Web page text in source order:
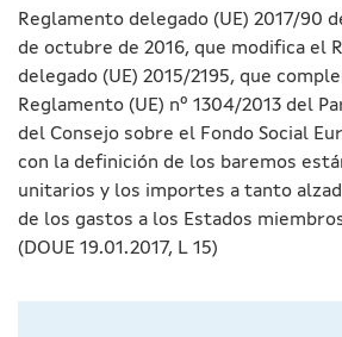
Reglamento delegado (UE) 2017/90
de octubre de 2016, que modifica el
delegado (UE) 2015/2195, que
Reglamento (UE) nº 1304/2013 del
del Consejo sobre el Fondo Social
con la definición de los baremos
unitarios y los importes a tanto
de los gastos a los Estados
(DOUE 19.01.2017, L 15)